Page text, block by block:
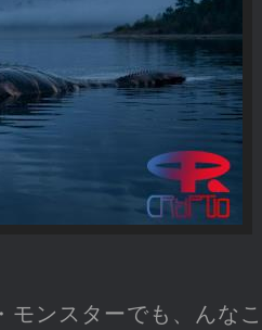
ンスターでも、んなこ